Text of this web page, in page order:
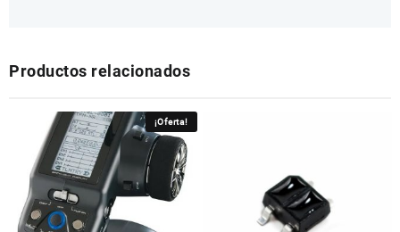
Productos relacionados
¡Oferta!